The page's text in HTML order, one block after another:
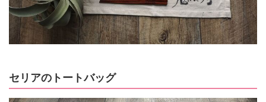
セリアのトートバッグ